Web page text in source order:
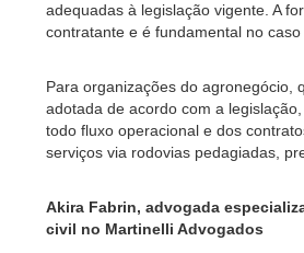
adequadas à legislação vigente. A
contratante e é fundamental no
Para organizações do agronegócio,
adotada de acordo com a
todo fluxo operacional e dos
serviços via rodovias pedagiadas,
Akira Fabrin, advogada
civil no Martinelli Advogados